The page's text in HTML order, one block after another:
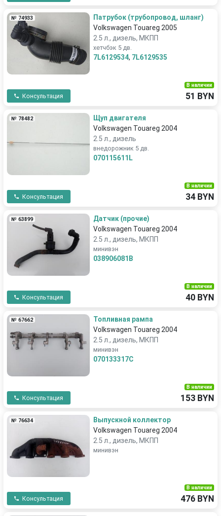
№ 74933
Патрубок (трубопровод, шланг)
Volkswagen Touareg 2005
2.5 л., дизель, МКПП
хетчбэк 5 дв.
7L6129534, 7L6129535
Консультация
В наличии
51 BYN
№ 78482
Щуп двигателя
Volkswagen Touareg 2004
2.5 л., дизель
внедорожник 5 дв.
070115611L
Консультация
В наличии
34 BYN
№ 63899
Датчик (прочие)
Volkswagen Touareg 2004
2.5 л., дизель, МКПП
минивэн
038906081B
Консультация
В наличии
40 BYN
№ 67662
Топливная рампа
Volkswagen Touareg 2004
2.5 л., дизель, МКПП
минивэн
070133317C
Консультация
В наличии
153 BYN
№ 76634
Выпускной коллектор
Volkswagen Touareg 2004
2.5 л., дизель, МКПП
минивэн
Консультация
В наличии
476 BYN